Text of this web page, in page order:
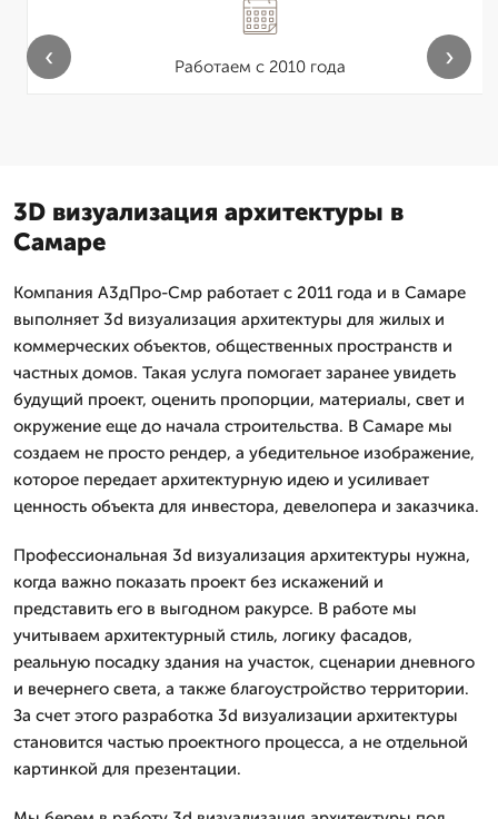
Работаем с 2010 года
‹ ›
3D визуализация архитектуры в
Самаре
Компания А3дПро-Смр работает с 2011 года и в Самаре
выполняет 3d визуализация архитектуры для жилых и
коммерческих объектов, общественных пространств и
частных домов. Такая услуга помогает заранее увидеть
будущий проект, оценить пропорции, материалы, свет и
окружение еще до начала строительства. В Самаре мы
создаем не просто рендер, а убедительное изображение,
которое передает архитектурную идею и усиливает
ценность объекта для инвестора, девелопера и заказчика.
Профессиональная 3d визуализация архитектуры нужна,
когда важно показать проект без искажений и
представить его в выгодном ракурсе. В работе мы
учитываем архитектурный стиль, логику фасадов,
реальную посадку здания на участок, сценарии дневного
и вечернего света, а также благоустройство территории.
За счет этого разработка 3d визуализации архитектуры
становится частью проектного процесса, а не отдельной
картинкой для презентации.